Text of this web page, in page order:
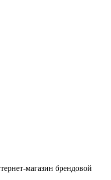
магазин брендовой